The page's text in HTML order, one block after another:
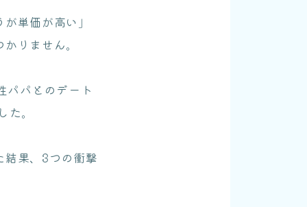
単価が高い」
りません。
パとのデート
。
結果、3つの衝撃